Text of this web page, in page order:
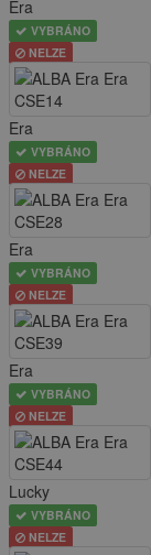
Era
VYBRÁNO
NELZE
Era
VYBRÁNO
NELZE
Era
VYBRÁNO
NELZE
Era
VYBRÁNO
NELZE
Lucky
VYBRÁNO
NELZE